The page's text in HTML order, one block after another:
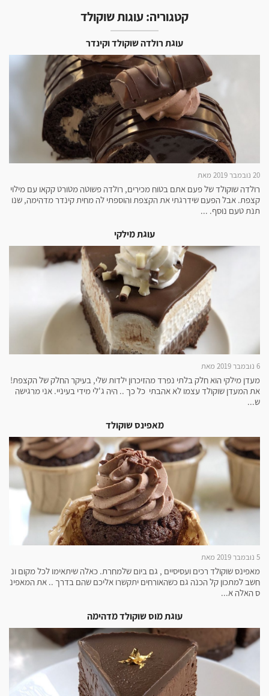
קטגוריה: עוגות שוקולד
עוגת רולדה שוקולד וקינדר
20 נובמבר 2019 מאת
רולדה שוקולד של פעם אתם בטוח מכירים, רולדה פשוטה מטורט קקאו עם מילוי
קצפת. אבל הפעם שידרגתי את הקצפת והוספתי לה מחית קינדר מדהימה, שנו
תנת טעם נוסף. ...
עוגת מילקי
6 נובמבר 2019 מאת
מעדן מילקי הוא חלק בלתי נפרד מהזיכרון ילדות שלי, בעיקר החלק של הקצפת!
את המעדן שוקולד עצמו לא אהבתי כל כך .. היה ג'לי מידי בעיניי. אני מרגישה
ש...
מאפינס שוקולד
5 נובמבר 2019 מאת
מאפינס שוקולד רכים ועסיסיים , גם ביום שלמחרת. כאלה שיתאימו לכל מקום ונ
חשב למתכון קל הכנה גם כשהאורחים יתקשרו אליכם שהם בדרך .. את המאפינ
ס האלה א...
עוגת מוס שוקולד מדהימה